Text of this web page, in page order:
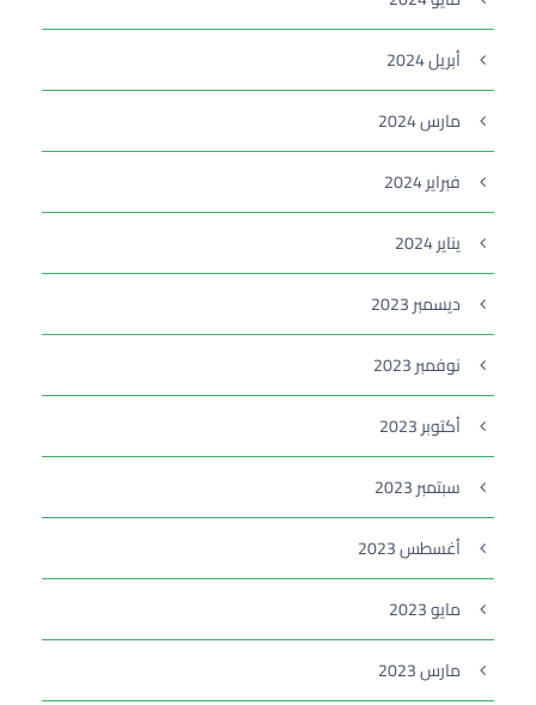
أبريل 2024
مارس 2024
فبراير 2024
يناير 2024
ديسمبر 2023
نوفمبر 2023
أكتوبر 2023
سبتمبر 2023
أغسطس 2023
مايو 2023
مارس 2023